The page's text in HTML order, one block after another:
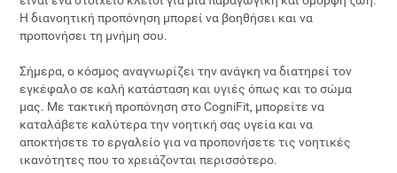
Η διανοητική προπόνηση μπορεί να βοηθήσει και να
προπονήσει τη μνήμη σου.
Σήμερα, ο κόσμος αναγνωρίζει την ανάγκη να διατηρεί τον
εγκέφαλο σε καλή κατάσταση και υγιές όπως και το σώμα
μας. Με τακτική προπόνηση στο CogniFit, μπορείτε να
καταλάβετε καλύτερα την νοητική σας υγεία και να
αποκτήσετε το εργαλείο για να προπονήσετε τις νοητικές
ικανότητες που το χρειάζονται περισσότερο.